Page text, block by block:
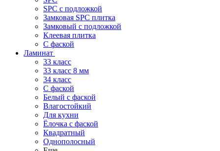
SPC с подложкой
Замковая SPC плитка
Замковый с подложкой
Клеевая плитка
С фаской
Ламинат
33 класс
33 класс 8 мм
34 класс
C фаской
Белый с фаской
Влагостойкий
Для кухни
Ёлочка с фаской
Квадратный
Однополосный